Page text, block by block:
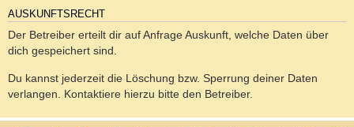
AUSKUNFTSRECHT
Der Betreiber erteilt dir auf Anfrage Auskunft, welche Daten über
dich gespeichert sind.
Du kannst jederzeit die Löschung bzw. Sperrung deiner Daten
verlangen. Kontaktiere hierzu bitte den Betreiber.